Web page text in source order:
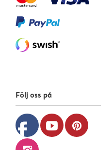
Följ oss på
facebook youtube pinterest